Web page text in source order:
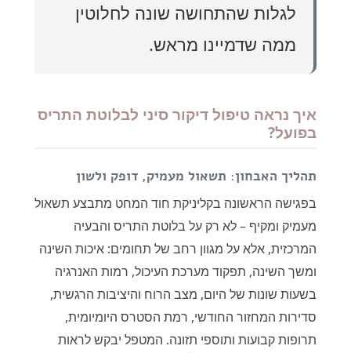
לגלות שהתחושה שונה לחלוטין
ממה שדמיינו מראש.
איך נראה טיפול דיקור סיני לבלוטת התריס
בפועל?
תהליך האבחון: תשאול מעמיק, דופק ולשון
בפגישה הראשונה בקליניקת חוד המחט מתבצע תשאול
מעמיק ומקיף – לא רק על בלוטת התריס והבעיה
המרכזית, אלא על מגוון רחב של תחומים: איכות השינה
ומשך השינה, תפקוד מערכת העיכול, רמות האנרגיה
בשעות שונות של היום, מצב הרוח והיציבות הרגשית,
סדירות המחזור החודשי, רמת הסטרס היומיומית,
תרופות קבועות ותוספי תזונה. המטפל יבקש לראות